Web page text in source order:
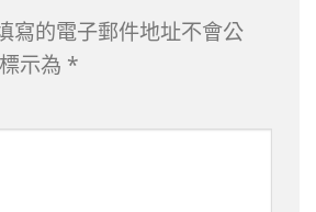
寫的電子郵件地址不會公
示為 *